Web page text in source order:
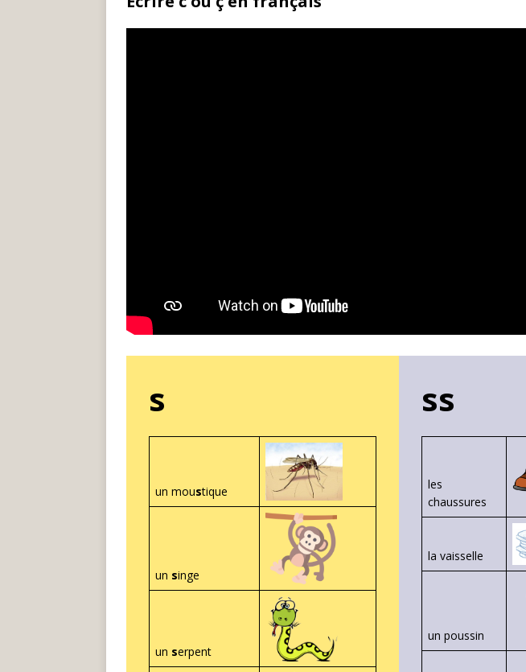
s
un moustique
un singe
un serpent
ss
les
chaussures
la vaisselle
un poussin